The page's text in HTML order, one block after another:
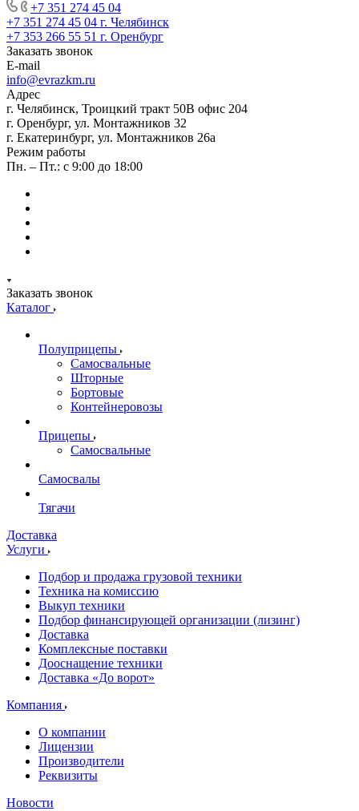
+7 351 274 45 04
+7 351 274 45 04 г. Челябинск
+7 353 266 55 51 г. Оренбург
Заказать звонок
E-mail
info@evrazkm.ru
Адрес
г. Челябинск, Троицкий тракт 50В офис 204
г. Оренбург, ул. Монтажников 32
г. Екатеринбург, ул. Монтажников 26а
Режим работы
Пн. – Пт.: с 9:00 до 18:00
Заказать звонок
Каталог
Полуприцепы
Самосвальные
Шторные
Бортовые
Контейнеровозы
Прицепы
Самосвальные
Самосвалы
Тягачи
Доставка
Услуги
Подбор и продажа грузовой техники
Техника на комиссию
Выкуп техники
Подбор финансирующей организации (лизинг)
Доставка
Комплексные поставки
Дооснащение техники
Доставка «До ворот»
Компания
О компании
Лицензии
Производители
Реквизиты
Новости